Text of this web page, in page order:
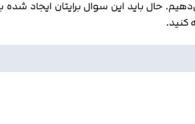
حال باید این سوال برایتان ایجاد شده
کنید.